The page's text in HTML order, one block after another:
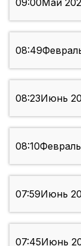
09:00 Май
08:49
08:23Июнь
08:10
07:59Июнь
07:45Июнь